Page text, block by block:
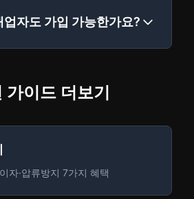
업자도 가입 가능한가요?
가이드 더보기
자·압류방지 7가지 혜택